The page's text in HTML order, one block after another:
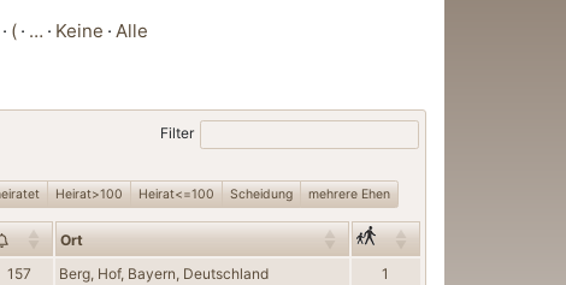
( … Keine Alle
Filter
Heirat>100 Heirat<=100 Scheidung mehrere Ehen
Ort
157 Berg, Hof, Bayern, Deutschland 1